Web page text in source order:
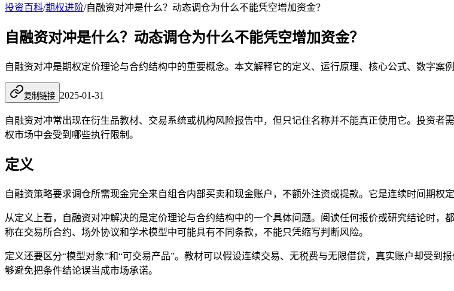
投资百科/期权进阶/自融资对冲是什么？动态调仓为什么不能凭空增加资金？
自融资对冲是什么？动态调仓为什么不能凭空增加资金？
自融资对冲是期权定价理论与合约结构中的重要概念。本文解释它的定义、运行原理、核心公式、数字案
复制链接 2025-01-31
自融资对冲常出现在衍生品教材、交易系统或机构风险报告中，但只记住名称并不能真正使用它。投资
权市场中会受到哪些执行限制。
定义
自融资策略要求调仓所需现金完全来自组合内部买卖和现金账户，不额外注资或提款。它是连续时间期权
从定义上看，自融资对冲解决的是定价理论与合约结构中的一个具体问题。阅读任何报价或研究结论时
称在交易所合约、场外协议和学术模型中可能具有不同条款，不能只凭缩写判断风险。
定义还要区分“模型对象”和“可交易产品”。教材可以假设连续交易、无税费与无限借贷，真实账户却受
够避免把条件结论误当成市场承诺。